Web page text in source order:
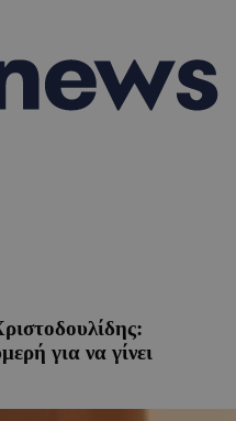
για να γίνει